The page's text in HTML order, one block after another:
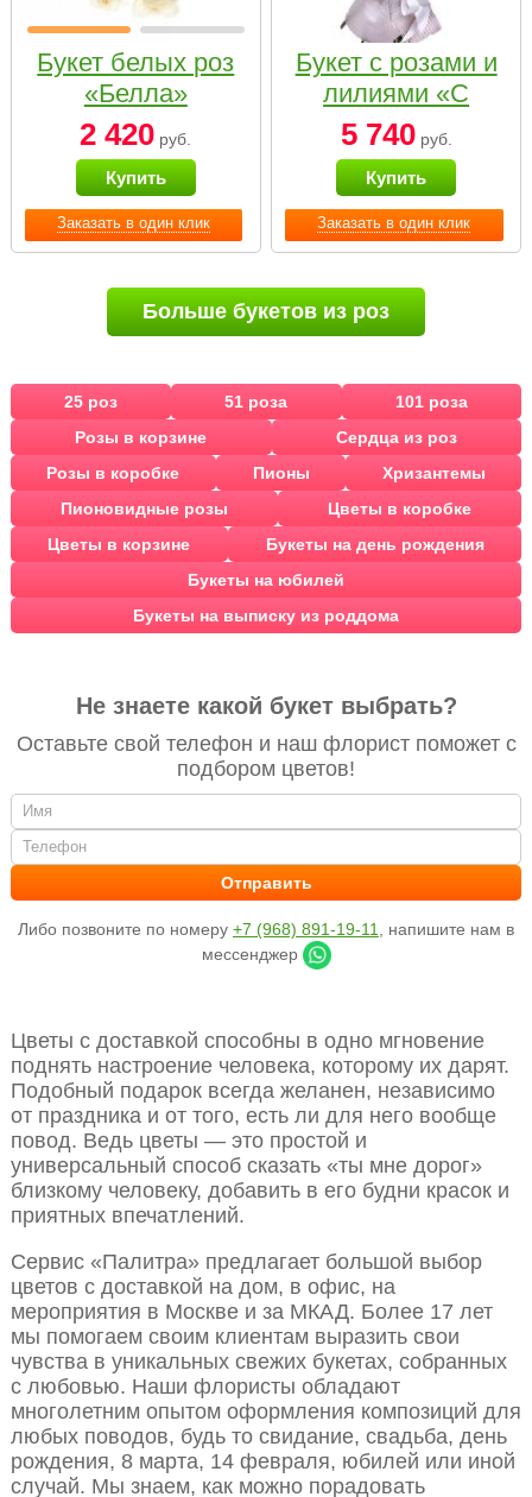
Заказать в один клик
Букет белых роз
«Белла»
2 420 руб.
Купить
Заказать в один клик
Букет с розами и
лилиями «С
наилучшими
пожеланиями»
5 740руб.
Купить
Больше букетов из роз
25 роз 51 роза
101 роза
Розы в корзине
Сердца из роз
Розы в коробке
Пионы
Хризантемы
Пионовидные розы
Цветы в коробке
Цветы в корзине
Букеты на день рождения
Букеты на юбилей
Букеты на выписку из роддома
Не знаете какой букет выбрать?
Оставьте свой телефон и наш флорист поможет с
подбором цветов!
Либо позвоните по номеру +7 (968) 891-19-11
, напишите нам в
мессенджер
Цветы с доставкой способны в одно мгновение
поднять настроение человека, которому их дарят.
Подобный подарок всегда желанен, независимо
от праздника и от того, есть ли для него вообще
повод. Ведь цветы — это простой и
универсальный способ сказать «ты мне дорог»
близкому человеку, добавить в его будни красок и
приятных впечатлений.
Сервис «Палитра» предлагает большой выбор
цветов с доставкой на дом, в офис, на
мероприятия в Москве и за МКАД. Более 17 лет
мы помогаем своим клиентам выразить свои
чувства в уникальных свежих букетах, собранных
с любовью. Наши флористы обладают
многолетним опытом оформления композиций для
любых поводов, будь то свидание, свадьба, день
рождения, 8 марта, 14 февраля, юбилей или иной
случай. Мы знаем, как можно порадовать